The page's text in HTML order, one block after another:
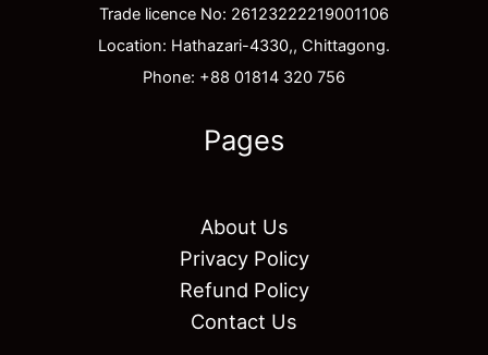
Trade licence No: 26123222219001106
Location: Hathazari-4330,, Chittagong.
Phone: +88 01814 320 756
Pages
About Us
Privacy Policy
Refund Policy
Contact Us